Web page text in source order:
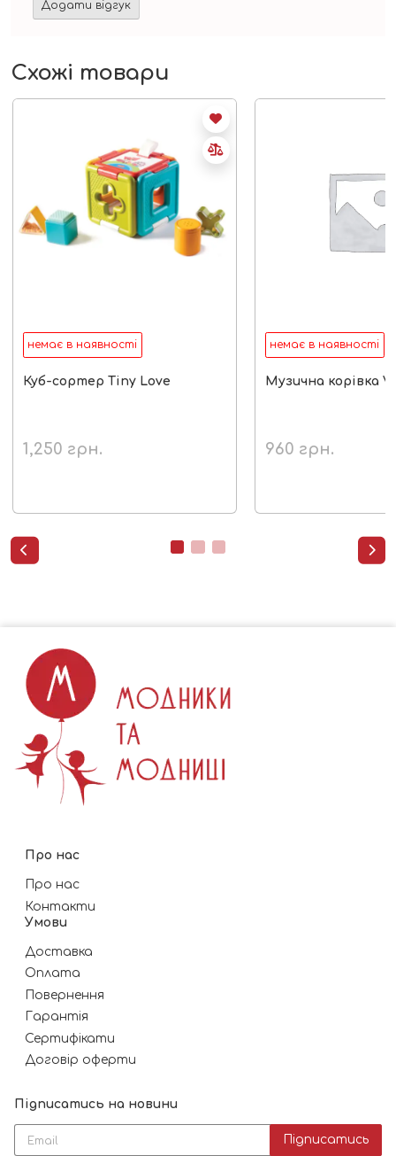
Схожі товари
немає в наявності
Куб-сортер Tiny Love
1,250 грн.
немає в наявності
Музична корівка
960 грн.
 
Про нас
Про нас
Контакти
Умови
Доставка
Оплата
Повернення
Гарантія
Сертифікати
Договір оферти
Підписатись на новини
Підписатись